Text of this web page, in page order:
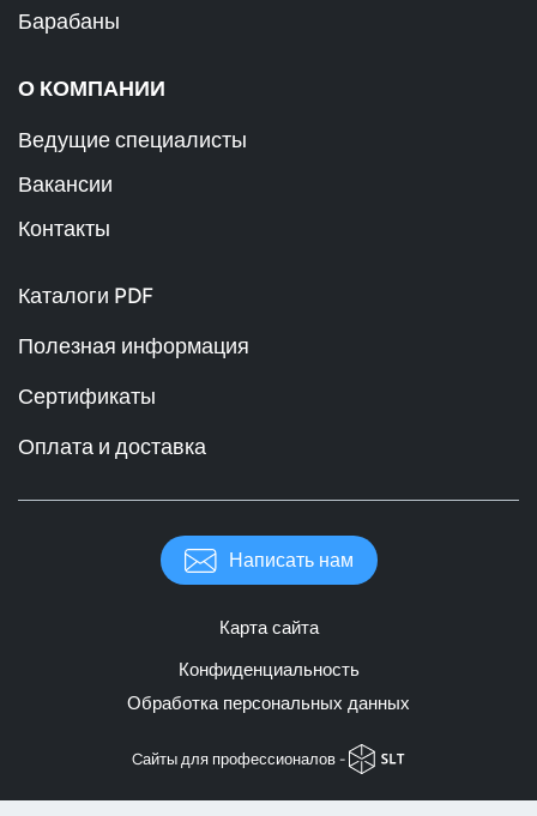
Барабаны
О КОМПАНИИ
Ведущие специалисты
Вакансии
Контакты
Каталоги PDF
Полезная информация
Сертификаты
Оплата и доставка
Написать нам
Карта сайта
Конфиденциальность
Обработка персональных данных
Cайты для профессионалов -